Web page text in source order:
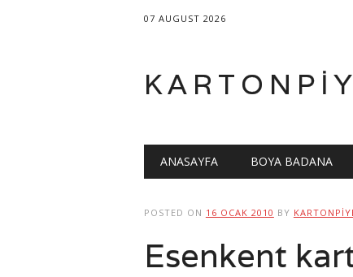
07 AUGUST 2026
Main menu
ANASAYFA BOYA BADANA
POSTED ON 16 OCAK 2010 BY
Esenkent